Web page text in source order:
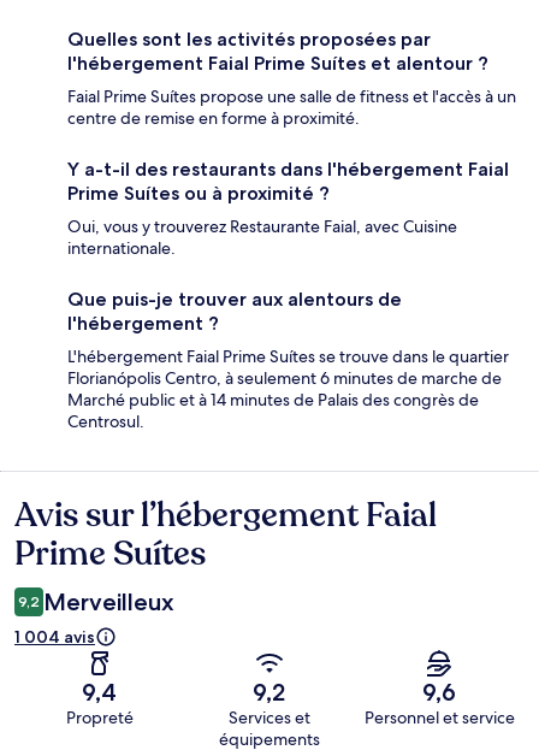
Quelles sont les activités proposées par
l'hébergement Faial Prime Suítes et alentour ?
Faial Prime Suítes propose une salle de fitness et l'accès à un
centre de remise en forme à proximité.
Y a-t-il des restaurants dans l'hébergement Faial
Prime Suítes ou à proximité ?
Oui, vous y trouverez Restaurante Faial, avec Cuisine
internationale.
Que puis-je trouver aux alentours de
l'hébergement ?
L'hébergement Faial Prime Suítes se trouve dans le quartier
Florianópolis Centro, à seulement 6 minutes de marche de
Marché public et à 14 minutes de Palais des congrès de
Centrosul.
Avis
Avis sur l’hébergement Faial
Prime Suítes
9,2 Merveilleux
1 004 avis
9,4
Propreté
9,2
Services et
équipements
9,6
Personnel et service